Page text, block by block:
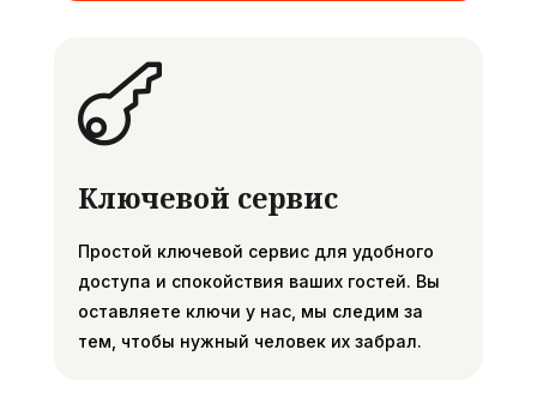

Ключевой сервис
Простой ключевой сервис для удобного
доступа и спокойствия ваших гостей. Вы
оставляете ключи у нас, мы следим за
тем, чтобы нужный человек их забрал.